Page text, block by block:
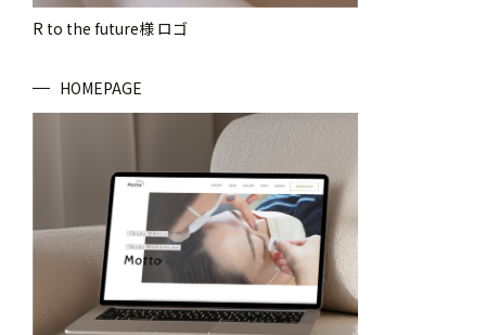
R to the future様 ロゴ
HOMEPAGE